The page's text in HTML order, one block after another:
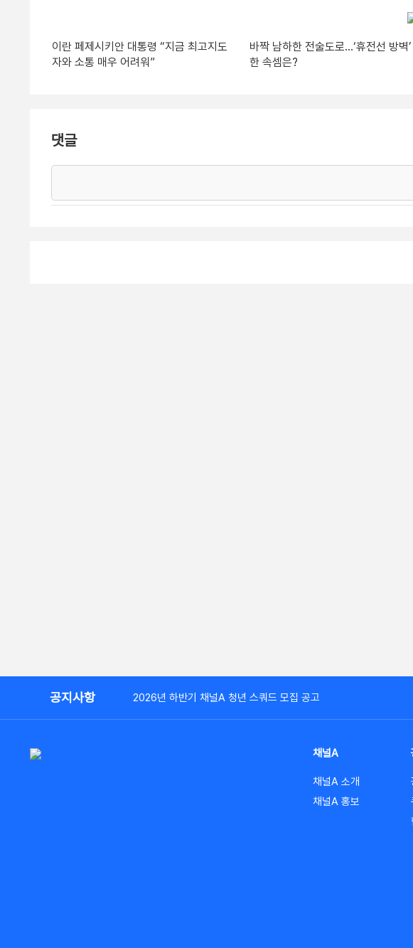
이란 페제시키안 대통령 “지금 최고지도
자와 소통 매우 어려워”
바짝 남하한 전술도로…‘휴전선 방벽
한 속셈은?
댓글
공지사항 2026년 하반기 채널A 청년 스쿼드 모집 공고
채널A
채널A 소개
채널A 홍보